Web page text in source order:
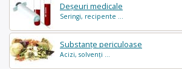
Deșeuri medicale
Seringi, recipente ...
Substanțe periculoase
Acizi, solvenți ...